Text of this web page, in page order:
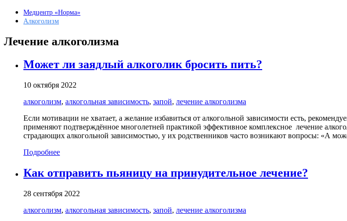
Медцентр «Норма»
Алкоголизм
Лечение алкоголизма
Может ли заядлый алкоголик бросить пить?
10 октября 2022
алкоголизм, алкогольная зависимость, запой, лечение алкоголизма
Если мотивации не хватает, а желание избавиться от алкогольной зависимости есть,
применяют подтверждённое многолетней практикой эффективное комплексное лечение
страдающих алкогольной зависимостью, у их родственников часто возникают вопросы: «А
Подробнее
Как отправить пьяницу на принудительное лечение?
28 сентября 2022
алкоголизм, алкогольная зависимость, запой, лечение алкоголизма